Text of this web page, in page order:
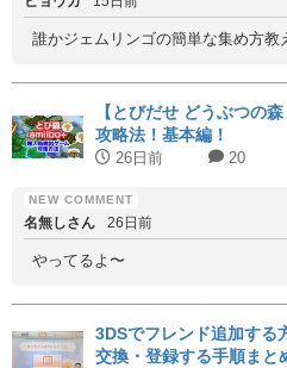
誰かジェムリンゴの簡単な集め方教
【とびだせ どうぶつの
攻略法！基本編！
26日前 20
名無しさん 26日前
やってるよ〜
3DSでフレンド追加する
交換・登録する手順まと